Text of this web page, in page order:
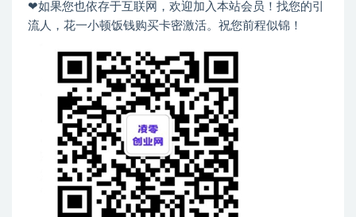
❤如果您也依存于互联网，欢迎加入本站会员！找您的引
流人，花一小顿饭钱购买卡密激活。祝您前程似锦！